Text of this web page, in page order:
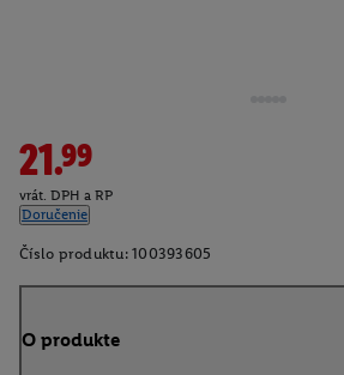
21.99
vrát. DPH a RP
Doručenie
Číslo produktu: 100393605
O produkte